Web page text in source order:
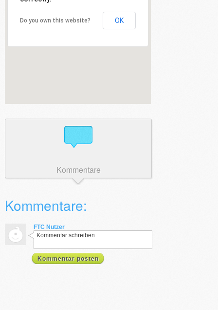
Do you own this website? OK
Kommentare
Kommentare:
FTC Nutzer
Kommentar schreiben
Kommentar posten